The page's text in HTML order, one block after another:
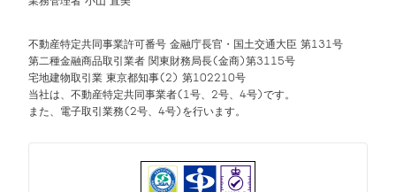
不動産特定共同事業許可番号 金融庁長官・国土交通大臣 第131号
第二種金融商品取引業者 関東財務局長(金商)第3115号
宅地建物取引業 東京都知事(2) 第102210号
当社は、不動産特定共同事業者(1号、2号、4号)です。
また、電子取引業務(2号、4号)を行います。